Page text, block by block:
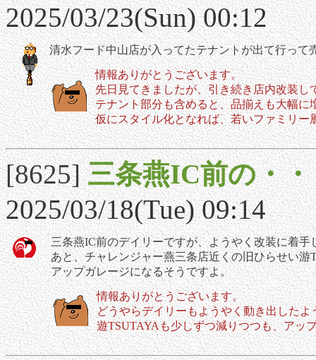
2025/03/23(Sun) 00:12
清水フード中山店が入ってたテナントが出て行っ
情報ありがとうございます。
先日見てきましたが、引き続き店内改装し
テナント部分も含めると、品揃えも大幅に
仮にスタイル化となれば、若いファミリ
[8625]三条燕IC前の・
2025/03/18(Tue) 09:14
三条燕IC前のデイリーですが、ようやく改装に着手
あと、チャレンジャー燕三条店近くの旧ひらせい游
アップガレージになるそうですよ。
情報ありがとうございます。
どうやらデイリーもようやく動き出した
遊TSUTAYAも少しずつ減りつつも、アッ